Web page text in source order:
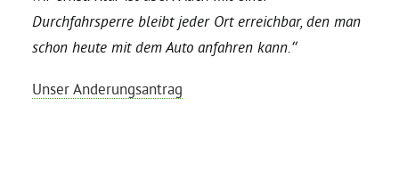
Grüne Jugend
CampusGrün
Durchfahrsperre bleibt jeder Ort erreichbar, den man
schon heute mit dem Auto anfahren kann.“
Unser Anderungsantrag